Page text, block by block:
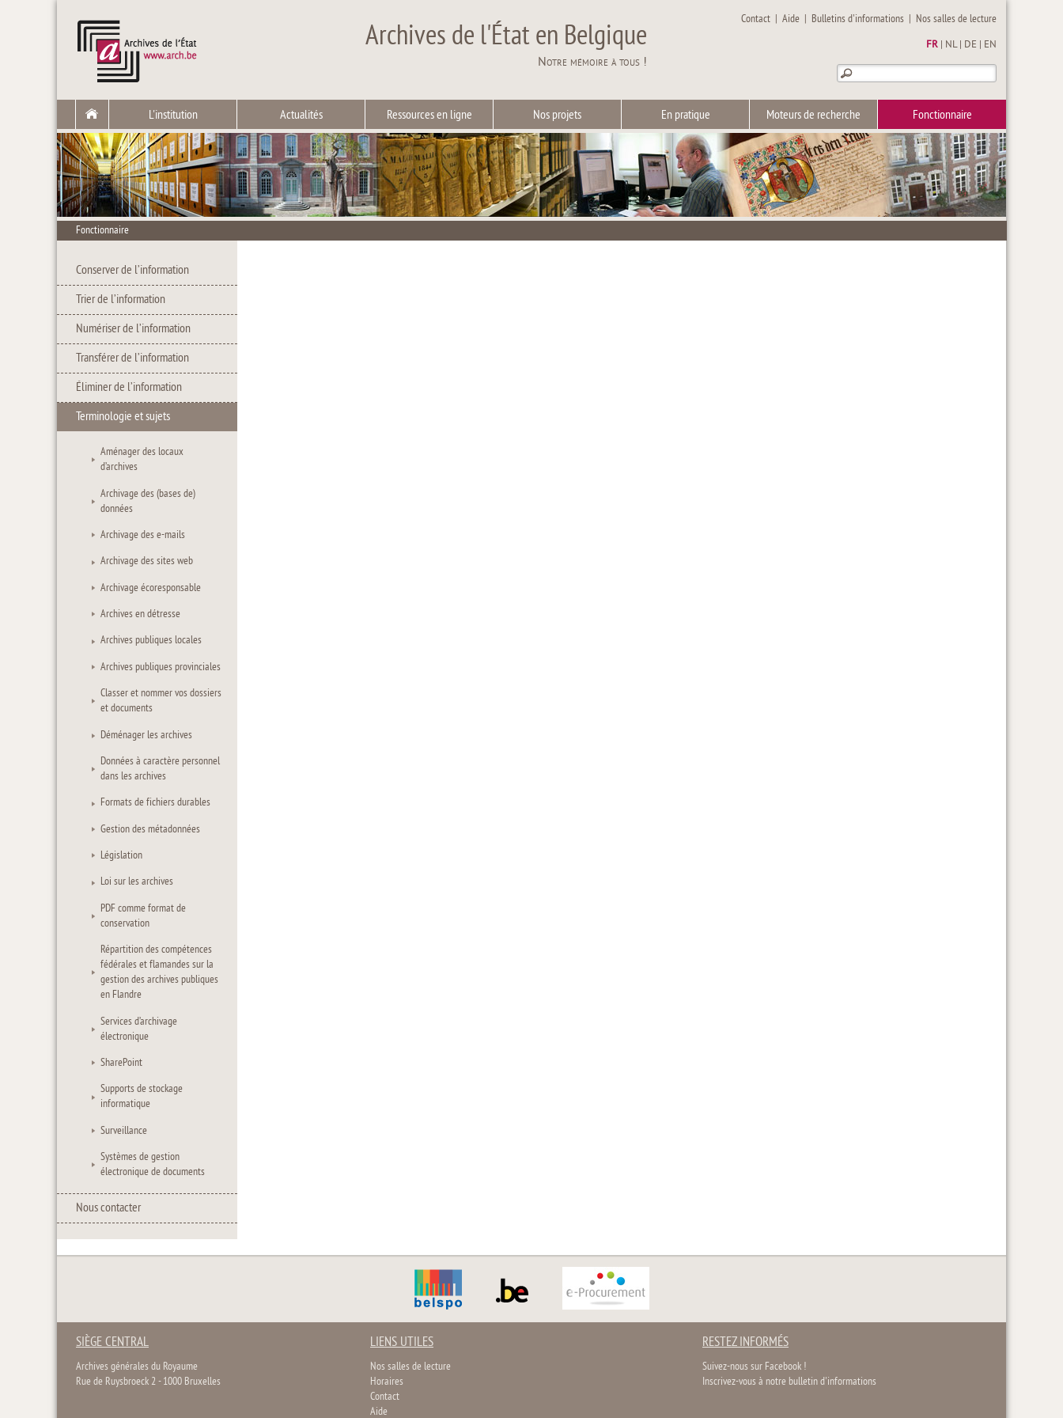
Archives de l'État en Belgique
Notre mémoire à tous !
Contact |Aide | Bulletins d'informations | Nos salles de lecture
FR NL| DE EN
L'institution Actualités Ressources en ligne Nos projets En pratique Moteurs de recherche Fonctionnaire
Fonctionnaire
Conserver de l’information
Trier de l’information
Numériser de l’information
Transférer de l’information
Éliminer de l’information
Terminologie et sujets
Aménager des locaux
d’archives
Archivage des (bases de)
données
Archivage des e-mails
Archivage des sites web
Archivage écoresponsable
Archives en détresse
Archives publiques locales
Archives publiques provinciales
Classer et nommer vos dossiers
et documents
Déménager les archives
Données à caractère personnel
dans les archives
Formats de fichiers durables
Gestion des métadonnées
Législation
Loi sur les archives
PDF comme format de
conservation
Répartition des compétences
fédérales et flamandes sur la
gestion des archives publiques
en Flandre
Services d’archivage
électronique
SharePoint
Supports de stockage
informatique
Surveillance
Systèmes de gestion
électronique de documents
Nous contacter
SIÈGE CENTRAL
Archives générales du Royaume
Rue de Ruysbroeck 2 - 1000 Bruxelles
LIENS UTILES
Nos salles de lecture
Horaires
Contact
Aide
RESTEZ INFORMÉS
Suivez-nous sur Facebook !
Inscrivez-vous à notre bulletin d'informations